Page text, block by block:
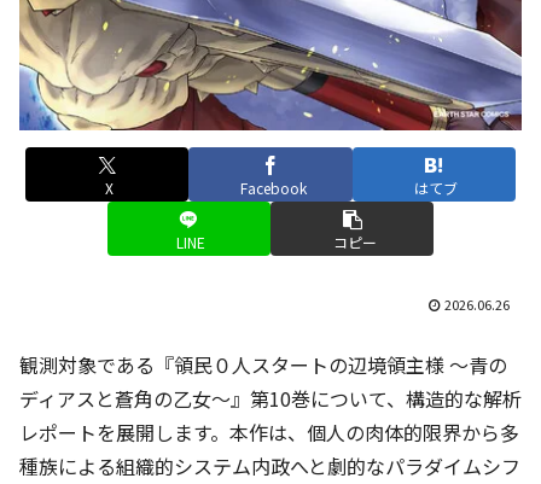
X Facebook はてブ
LINE コピー
2026.06.26
観測対象である『領民０人スタートの辺境領主様 ～青の
ディアスと蒼角の乙女～』第10巻について、構造的な解析
レポートを展開します。本作は、個人の肉体的限界から多
種族による組織的システム内政へと劇的なパラダイムシフ